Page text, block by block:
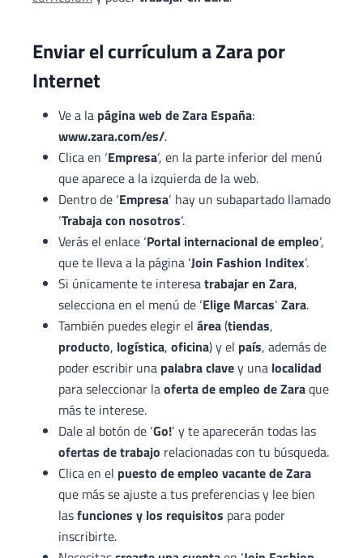
Enviar el currículum a Zara por
Internet
Ve a la página web de Zara España:
www.zara.com/es/.
Clica en ‘Empresa‘, en la parte inferior del menú
que aparece a la izquierda de la web.
Dentro de ‘Empresa‘ hay un subapartado llamado
‘Trabaja con nosotros‘.
Verás el enlace ‘Portal internacional de empleo‘,
que te lleva a la página ‘Join Fashion Inditex‘.
Si únicamente te interesatrabajar en Zara,
selecciona en el menú de ‘Elige Marcas‘ Zara.
También puedes elegir el área(tiendas,
producto, logística, oficina) y el país, además de
poder escribir una palabra clavey una localidad
para seleccionar laoferta de empleo de Zaraque
más te interese.
Dale al botón de ‘Go!‘ y te aparecerán todas las
ofertas de trabajo relacionadas con tu búsqueda.
Clica en el puesto de empleo vacante de Zara
que más se ajuste a tus preferencias y lee bien
lasfunciones y los requisitos para poder
inscribirte.